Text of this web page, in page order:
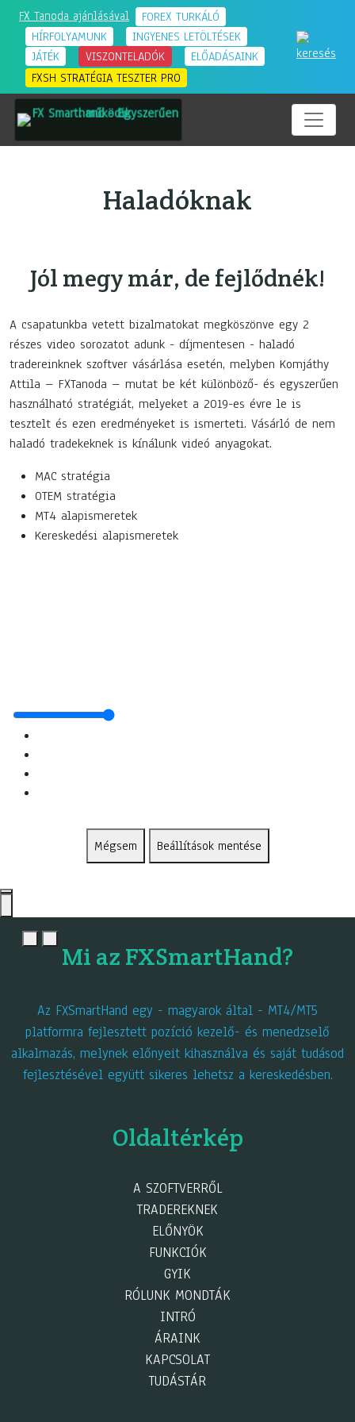
FX Tanoda ajánlásával
FOREX TURKÁLÓ
HÍRFOLYAMUNK
INGYENES LETÖLTÉSEK
JÁTÉK
VISZONTELADÓK
ELŐADÁSAINK
FXSH STRATÉGIA TESZTER PRO
Haladóknak
Jól megy már, de fejlődnék!
A csapatunkba vetett bizalmatokat megköszönve egy 2
részes video sorozatot adunk - díjmentesen - haladó
tradereinknek szoftver vásárlása esetén, melyben Komjáthy
Attila – FXTanoda – mutat be két különböző- és egyszerűen
használható stratégiát, melyeket a 2019-es évre le is
tesztelt és ezen eredményeket is ismerteti. Vásárló de nem
haladó tradekeknek is kínálunk videó anyagokat.
MAC stratégia
OTEM stratégia
MT4 alapismeretek
Kereskedési alapismeretek
Mégsem Beállítások mentése
Mi az FXSmartHand?
Az FXSmartHand egy - magyarok által - MT4/MT5
platformra fejlesztett pozíció kezelő- és menedzselő
alkalmazás, melynek előnyeit kihasználva és saját tudásod
fejlesztésével együtt sikeres lehetsz a kereskedésben.
Oldaltérkép
A SZOFTVERRŐL
TRADEREKNEK
ELŐNYÖK
FUNKCIÓK
GYIK
RÓLUNK MONDTÁK
INTRÓ
ÁRAINK
KAPCSOLAT
TUDÁSTÁR